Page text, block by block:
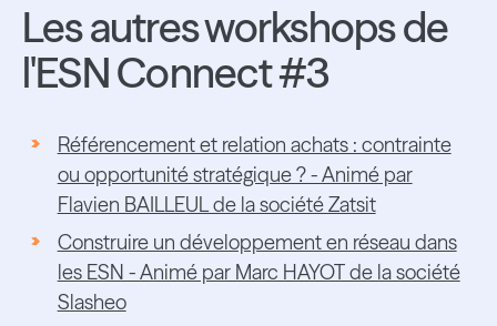
Les autres workshops de
l'ESN Connect #3
Référencement et relation achats : contrainte
ou opportunité stratégique ? - Animé par
Flavien BAILLEUL de la société Zatsit
Construire un développement en réseau dans
les ESN - Animé par Marc HAYOT de la société
Slasheo